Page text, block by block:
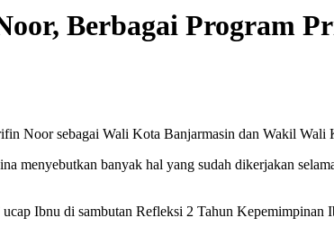
Berbagai Program
Noor sebagai Wali Kota Banjarmasin dan Wakil Wali
menyebutkan banyak hal yang sudah dikerjakan
Ibnu di sambutan Refleksi 2 Tahun